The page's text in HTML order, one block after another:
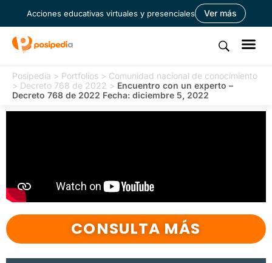
Acciones educativas virtuales y presenciales Ver más
Posipedia > Portfolios > Comunidad nacional de conocimiento
> Decreto 768 de 2022 > Encuentro con un experto –
Decreto 768 de 2022 Fecha: diciembre 5, 2022
CONSULTA MÁS